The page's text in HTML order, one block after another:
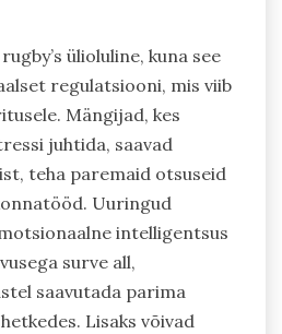
ülioluline, kuna see
regulatsiooni, mis viib
Mängijad, kes
juhtida, saavad
teha paremaid otsuseid
Uuringud
intelligentsus
surve all,
saavutada parima
Lisaks võivad